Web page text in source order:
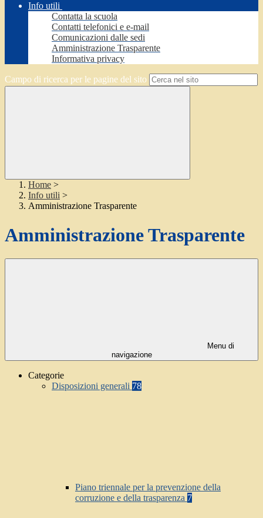
Info utili
Contatta la scuola
Contatti telefonici e e-mail
Comunicazioni dalle sedi
Amministrazione Trasparente
Informativa privacy
Campo di ricerca per le pagine del sito
Home >
Info utili >
Amministrazione Trasparente
Amministrazione Trasparente
Menu di
navigazione
Categorie
Disposizioni generali 78
Piano triennale per la prevenzione della
corruzione e della trasparenza 7